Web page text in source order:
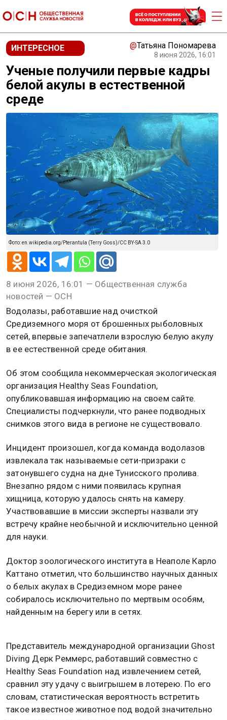
ИНТЕРЕСНОЕ @Татьяна Пономарева
8 июня 2026, 16:01
Ученые получили первые кадры
белой акулы в естественной
среде
Фото: en.wikipedia.org/Pterantula (Terry Goss)/CC BY-SA 3.0
8 июня 2026, 16:01 — Общественная служба
новостей — ОСН
Водолазы, работавшие над очисткой
Средиземного моря от брошенных рыболовных
сетей, впервые запечатлели взрослую белую акулу
в ее естественной среде обитания.
Об этом сообщила некоммерческая экологическая
организация Healthy Seas Foundation,
опубликовавшая информацию на своем сайте.
Специалисты подчеркнули, что ранее подводных
снимков этого вида в регионе не существовало.
Инцидент произошел, когда команда водолазов
извлекала так называемые сети-призраки с
затонувшего судна на дне Тунисского пролива.
Внезапно рядом с ними появилась крупная
хищница, которую удалось снять на камеру.
Участвовавшие в миссии эксперты назвали эту
встречу крайне необычной и исключительно ценной
для науки.
Доктор зоологического института в Неаполе Карло
Каттано отметил, что большинство научных данных
о белых акулах в Средиземном море ранее
собиралось исключительно по мертвым особям,
найденным на берегу или в сетях.
Представитель международной организации Ghost
Diving Дерк Реммерс, работавший совместно с
Healthy Seas Foundation над извлечением сетей,
сравнил эту удачу с выигрышем в лотерею. По его
словам, статистическая вероятность встретить
такое известное животное под водой значительно